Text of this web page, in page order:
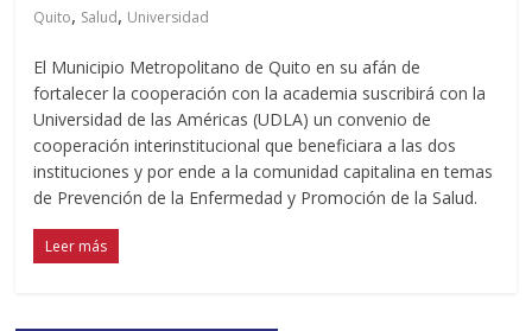
Quito, Salud, Universidad
El Municipio Metropolitano de Quito en su afán de
fortalecer la cooperación con la academia suscribirá con la
Universidad de las Américas (UDLA) un convenio de
cooperación interinstitucional que beneficiara a las dos
instituciones y por ende a la comunidad capitalina en temas
de Prevención de la Enfermedad y Promoción de la Salud.
Leer más